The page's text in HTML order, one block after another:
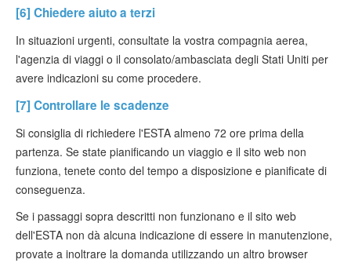
[6] Chiedere aiuto a terzi
In situazioni urgenti, consultate la vostra compagnia aerea,
l'agenzia di viaggi o il consolato/ambasciata degli Stati Uniti per
avere indicazioni su come procedere.
[7] Controllare le scadenze
Si consiglia di richiedere l'ESTA almeno 72 ore prima della
partenza. Se state pianificando un viaggio e il sito web non
funziona, tenete conto del tempo a disposizione e pianificate di
conseguenza.
Se i passaggi sopra descritti non funzionano e il sito web
dell'ESTA non dà alcuna indicazione di essere in manutenzione,
provate a inoltrare la domanda utilizzando un altro browser